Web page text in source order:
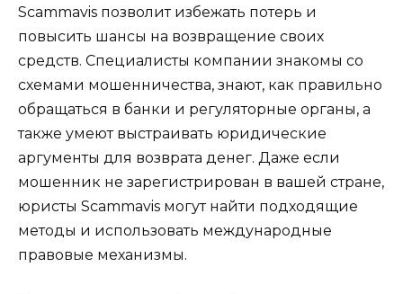
Scammavis позволит избежать потерь и
повысить шансы на возвращение своих
средств. Специалисты компании знакомы со
схемами мошенничества, знают, как правильно
обращаться в банки и регуляторные органы, а
также умеют выстраивать юридические
аргументы для возврата денег. Даже если
мошенник не зарегистрирован в вашей стране,
юристы Scammavis могут найти подходящие
методы и использовать международные
правовые механизмы.